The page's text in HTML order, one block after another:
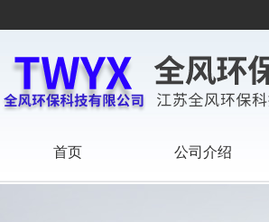
首页 公司介绍